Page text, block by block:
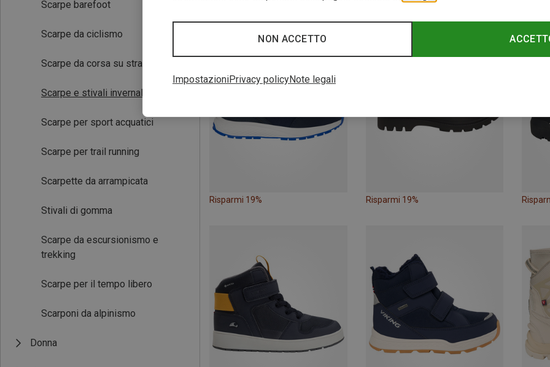
Scarpe barefoot
Scarpe da ciclismo
Scarpe da corsa su strada
Scarpe e stivali invernali
Scarpe per sport acquatici
Scarpe per trail running
Scarpette da arrampicata
Stivali di gomma
Scarpe da escursionismo e
trekking
Scarpe per il tempo libero
Scarponi da alpinismo
Donna
Risparmi 19% Risparmi 19%
NON ACCETTO
ImpostazioniPrivacy policyNote legali